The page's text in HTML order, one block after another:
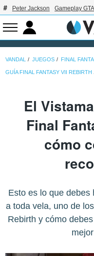
Peter Jackson Gameplay
VANDAL JUEGOS FINAL
GUÍA FINAL FANTASY VII REBIRTH
El
Final
cómo
Esto es lo que debes
a toda vela, uno de
Rebirth y cómo